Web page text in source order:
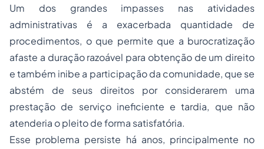
Um dos grandes impasses nas atividades
administrativas é a exacerbada quantidade de
procedimentos, o que permite que a burocratização
afaste a duração razoável para obtenção de um direito
e também inibe a participação da comunidade, que se
abstém de seus direitos por considerarem uma
prestação de serviço ineficiente e tardia, que não
atenderia o pleito de forma satisfatória.
Esse problema persiste há anos, principalmente no